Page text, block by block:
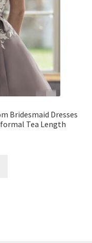
Bridesmaid Dresses
Tea Length